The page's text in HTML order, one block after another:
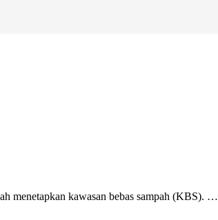
menetapkan kawasan bebas sampah (KBS). …